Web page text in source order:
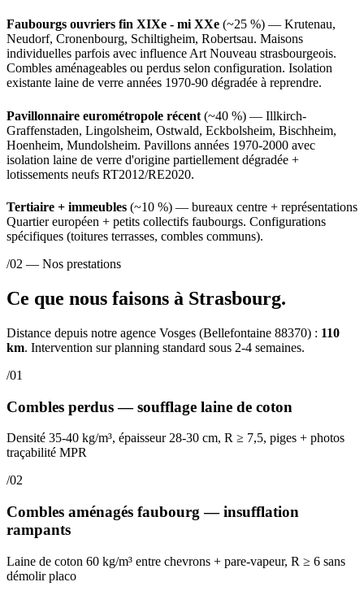
Faubourgs ouvriers fin XIXe - mi XXe (~25 %) — Krutenau,
Neudorf, Cronenbourg, Schiltigheim, Robertsau. Maisons
individuelles parfois avec influence Art Nouveau strasbourgeois.
Combles aménageables ou perdus selon configuration. Isolation
existante laine de verre années 1970-90 dégradée à reprendre.
Pavillonnaire eurométropole récent (~40 %) — Illkirch-
Graffenstaden, Lingolsheim, Ostwald, Eckbolsheim, Bischheim,
Hoenheim, Mundolsheim. Pavillons années 1970-2000 avec
isolation laine de verre d'origine partiellement dégradée +
lotissements neufs RT2012/RE2020.
Tertiaire + immeubles (~10 %) — bureaux centre + représentations
Quartier européen + petits collectifs faubourgs. Configurations
spécifiques (toitures terrasses, combles communs).
/02 — Nos prestations
Ce que nous faisons à Strasbourg.
Distance depuis notre agence Vosges (Bellefontaine 88370) : 110
km. Intervention sur planning standard sous 2-4 semaines.
/01
Combles perdus — soufflage laine de coton
Densité 35-40 kg/m³, épaisseur 28-30 cm, R ≥ 7,5, piges + photos
traçabilité MPR
/02
Combles aménagés faubourg — insufflation
rampants
Laine de coton 60 kg/m³ entre chevrons + pare-vapeur, R ≥ 6 sans
démolir placo